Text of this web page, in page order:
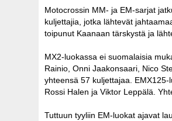
Motocrossin MM- ja EM-sarjat
kuljettajia, jotka lähtevät
toipunut Kaanaan tärskystä ja
MX2-luokassa ei suomalaisia
Rainio, Onni Jaakonsaari, Nico
yhteensä 57 kuljettajaa.
Rossi Halen ja Viktor Leppälä.
Tuttuun tyyliin EM-luokat ajavat